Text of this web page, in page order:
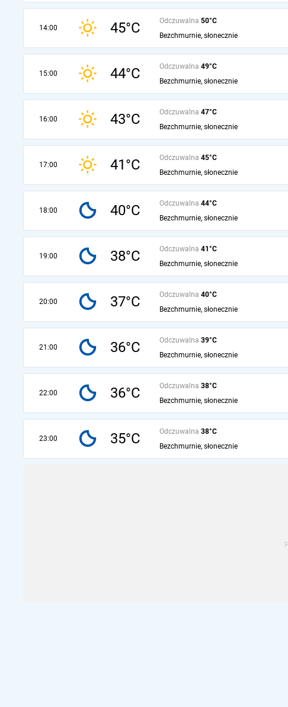
14:00 45°C Odczuwalna 50°C
Bezchmurnie, słonecznie
15:00 44°C Odczuwalna 49°C
Bezchmurnie, słonecznie
16:00 43°C Odczuwalna 47°C
Bezchmurnie, słonecznie
17:00 41°C Odczuwalna 45°C
Bezchmurnie, słonecznie
18:00 40°C Odczuwalna 44°C
Bezchmurnie, słonecznie
19:00 38°C Odczuwalna 41°C
Bezchmurnie, słonecznie
20:00 37°C Odczuwalna 40°C
Bezchmurnie, słonecznie
21:00 36°C Odczuwalna 39°C
Bezchmurnie, słonecznie
22:00 36°C Odczuwalna 38°C
Bezchmurnie, słonecznie
23:00 35°C Odczuwalna 38°C
Bezchmurnie, słonecznie